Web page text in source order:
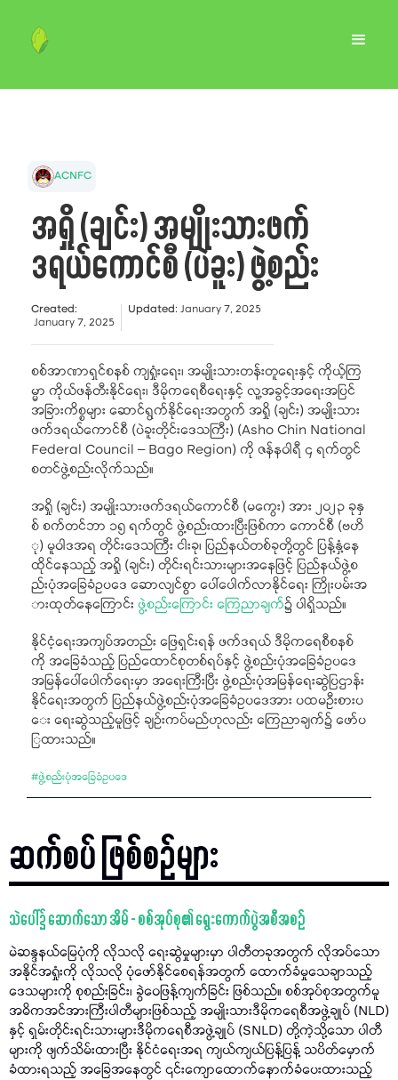
ACNFC
အရှို (ချင်း) အမျိုးသားဖက်
ဒရယ်ကောင်စီ (ပဲခူး) ဖွဲ့စည်း
Created:
January 7, 2025
Updated: January 7, 2025
စစ်အာဏာရှင်စနစ် ကျရှုံးရေး၊ အမျိုးသားတန်းတူရေးနှင့် ကိုယ့်ကြ
မ္မာ ကိုယ်ဖန်တီးနိုင်ရေး၊ ဒီမိုကရေစီရေးနှင့် လူ့အခွင့်အရေးအပြင်
အခြားကိစ္စများ ဆောင်ရွက်နိုင်ရေးအတွက် အရှို (ချင်း) အမျိုးသား
ဖက်ဒရယ်ကောင်စီ (ပဲခူးတိုင်းဒေသကြီး) (Asho Chin National
Federal Council – Bago Region) ကို ဇန်နဝါရီ ၄ ရက်တွင်
စတင်ဖွဲ့စည်းလိုက်သည်။
အရှို (ချင်း) အမျိုးသားဖက်ဒရယ်ကောင်စီ (မကွေး) အား ၂၀၂၃ ခုနှ
စ် စက်တင်ဘာ ၁၅ ရက်တွင် ဖွဲ့စည်းထားပြီးဖြစ်ကာ ကောင်စီ (ဗဟိ
ု) မူဝါဒအရ တိုင်းဒေသကြီး ငါးခု၊ ပြည်နယ်တစ်ခုတို့တွင် ပြန့်နှံ့နေ
ထိုင်နေသည့် အရှို (ချင်း) တိုင်းရင်းသားများအနေဖြင့် ပြည်နယ်ဖွဲ့စ
ည်းပုံအခြေခံဥပဒေ ဆောလျင်စွာ ပေါ်ပေါက်လာနိုင်ရေး ကြိုးပမ်းအ
ားထုတ်နေကြောင်း ဖွဲ့စည်းကြောင်း ကြေညာချက်၌ ပါရှိသည်။
နိုင်ငံ့ရေးအကျပ်အတည်း ဖြေရှင်းရန် ဖက်ဒရယ် ဒီမိုကရေစီစနစ်
ကို အခြေခံသည့် ပြည်ထောင်စုတစ်ရပ်နှင့် ဖွဲ့စည်းပုံအခြေခံဥပဒေ
အမြန်ပေါ်ပေါက်ရေးမှာ အရေးကြီးပြီး ဖွဲ့စည်းပုံအမြန်ရေးဆွဲပြဌာန်း
နိုင်ရေးအတွက် ပြည်နယ်ဖွဲ့စည်းပုံအခြေခံဥပဒေအား ပထမဦးစားပ
ေး ရေးဆွဲသည့်မူဖြင့် ချဉ်းကပ်မည်ဟုလည်း ကြေညာချက်၌ ဖော်ပ
ြထားသည်။
#ဖွဲ့စည်းပုံအခြေခံဥပဒေ
ဆက်စပ် ဖြစ်စဉ်များ
သဲပေါ်၌ ဆောက်သော အိမ် - စစ်အုပ်စု၏ ရွေးကောက်ပွဲအစီအစဉ်
မဲဆန္ဒနယ်မြေပုံကို လိုသလို​ ရေးဆွဲမှုများမှာ ပါတီတခုအတွက် လိုအပ်သော
အနိုင်အရှုံးကို လိုသလို ပုံဖော်နိုင်စေရန်အတွက် ထောက်ခံမှုသေချာသည့်
ဒေသများကို စုစည်းခြင်း၊ ခွဲဝေဖြန့်ကျက်ခြင်း ဖြစ်သည်။ စစ်အုပ်စုအတွက်မူ
အဓိကအင်အားကြီးပါတီများဖြစ်သည့်​ အမျိုးသားဒီမိုကရေစီအဖွဲ့ချုပ် (NLD)
နှင့် ရှမ်းတိုင်းရင်းသားများဒီမိုကရေစီအဖွဲ့ချုပ် (SNLD) တို့ကဲ့သို့သော ပါတီ
များကို ဖျက်သိမ်းထားပြီး နိုင်ငံရေးအရ ကျယ်ကျယ်ပြန့်ပြန့် သပိတ်မှောက်
ခံထားရသည့် အခြေအနေတွင် ၎င်းကျောထောက်နောက်ခံပေးထားသည့်